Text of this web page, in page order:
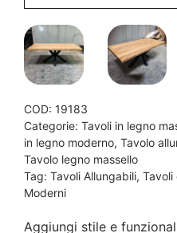
COD: 19183
Categorie: Tavoli in legno
in legno moderno, Tavolo
Tavolo legno massello
Tag: Tavoli Allungabili, Tavoli
Moderni
Aggiungi stile e